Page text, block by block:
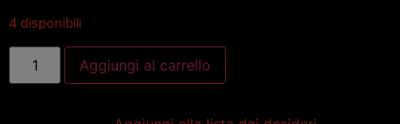
4 disponibili
Aggiungi al carrello